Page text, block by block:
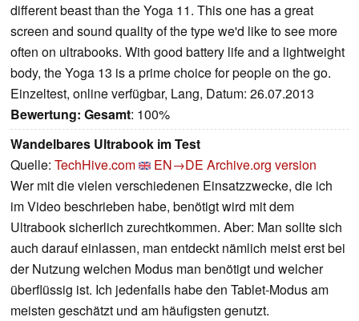
different beast than the Yoga 11. This one has a great
screen and sound quality of the type we'd like to see more
often on ultrabooks. With good battery life and a lightweight
body, the Yoga 13 is a prime choice for people on the go.
Einzeltest, online verfügbar, Lang, Datum: 26.07.2013
Bewertung: Gesamt: 100%
Wandelbares Ultrabook im Test
Quelle: TechHive.com EN→DE Archive.org version
Wer mit die vielen verschiedenen Einsatzzwecke, die ich
im Video beschrieben habe, benötigt wird mit dem
Ultrabook sicherlich zurechtkommen. Aber: Man sollte sich
auch darauf einlassen, man entdeckt nämlich meist erst bei
der Nutzung welchen Modus man benötigt und welcher
überflüssig ist. Ich jedenfalls habe den Tablet-Modus am
meisten geschätzt und am häufigsten genutzt.